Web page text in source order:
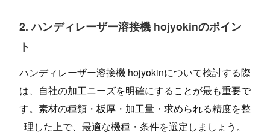
2. ハンディレーザー溶接機 hojyokinのポイン
ト
ハンディレーザー溶接機 hojyokinについて検討する際
は、自社の加工ニーズを明確にすることが最も重要で
す。素材の種類・板厚・加工量・求められる精度を整
理した上で、最適な機種・条件を選定しましょう。